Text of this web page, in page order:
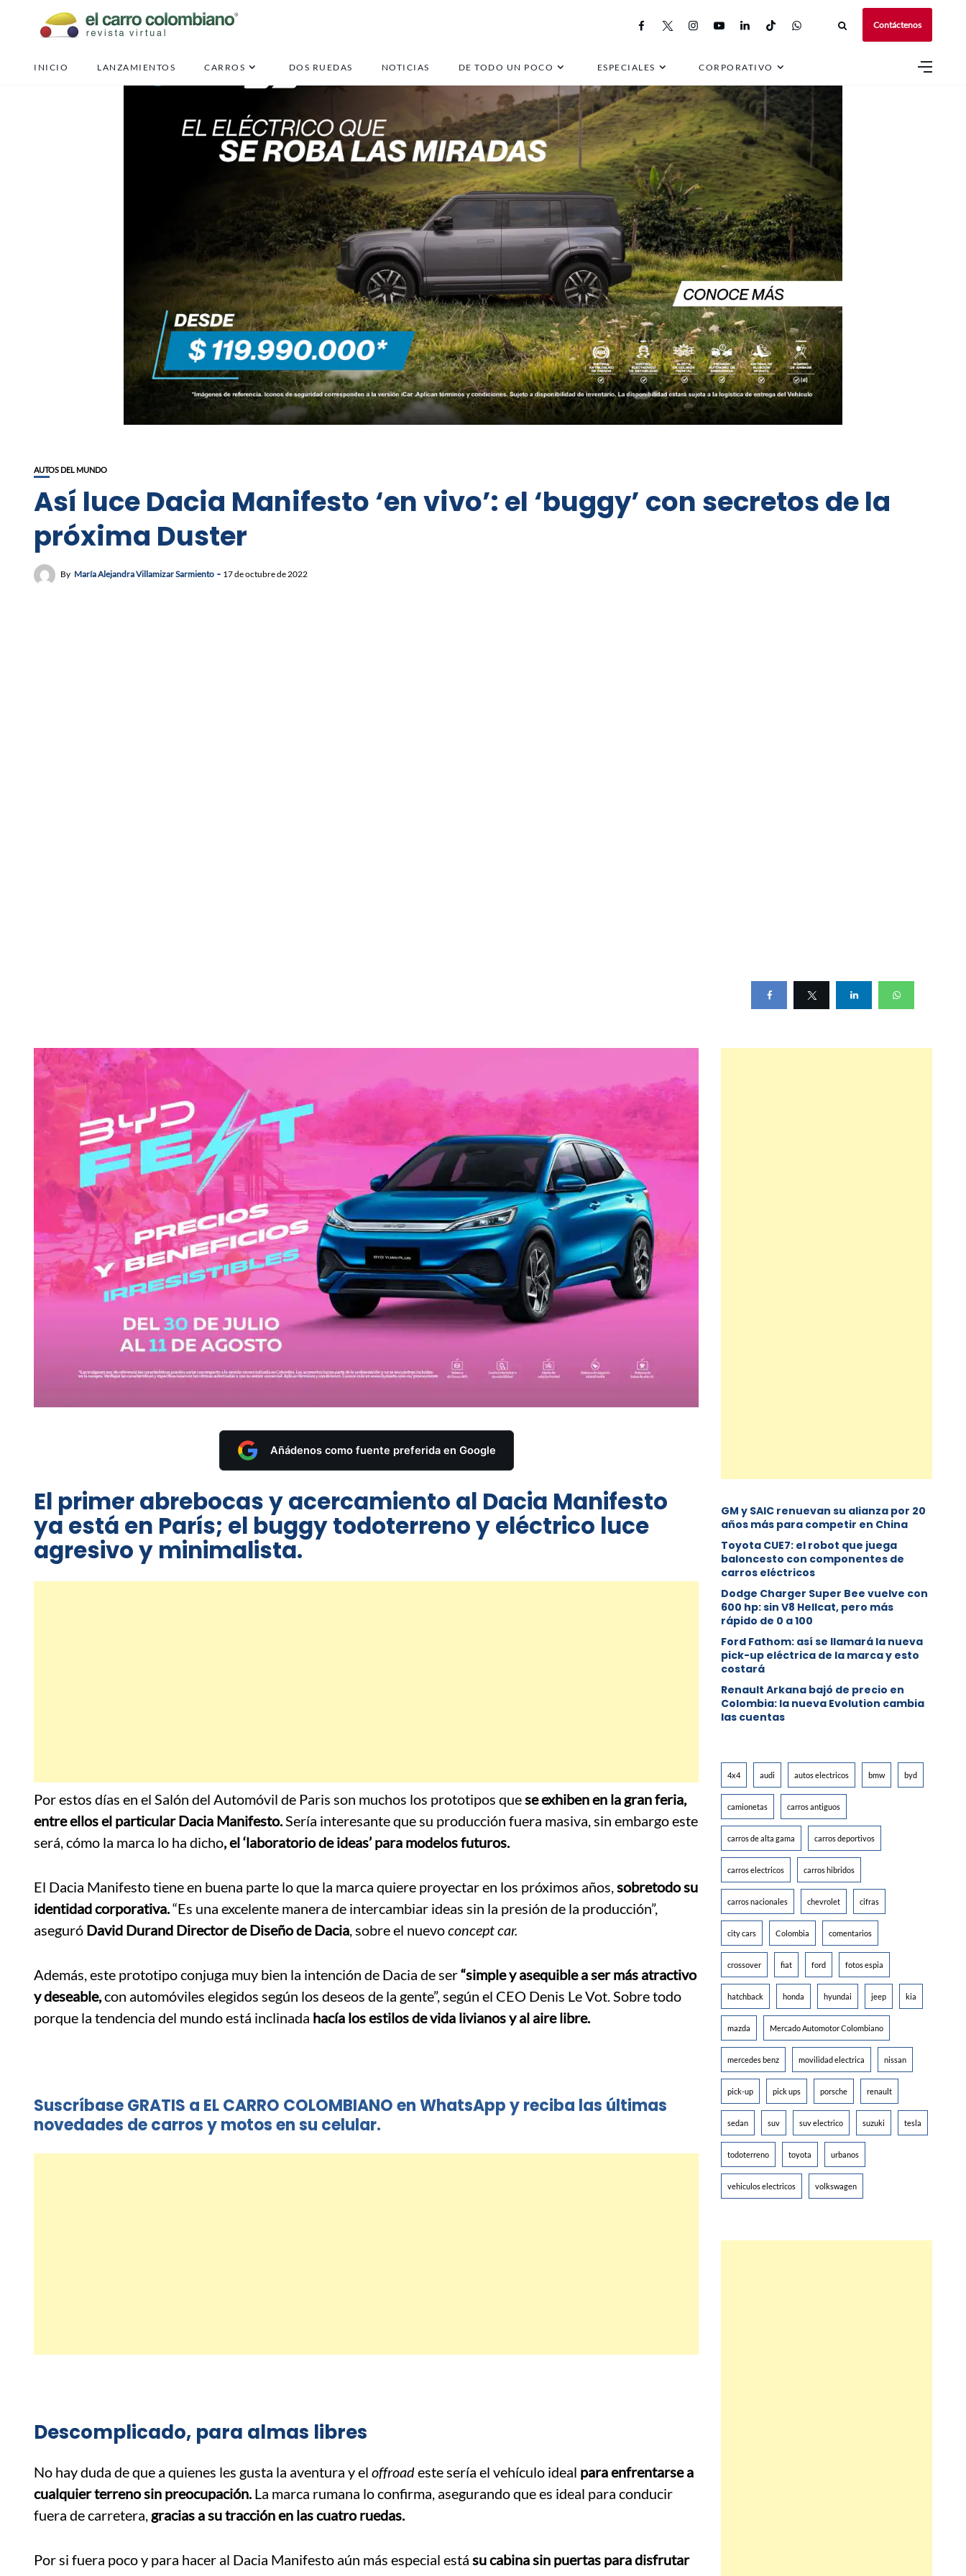
Contáctenos
INICIO LANZAMIENTOS CARROS DOS RUEDAS NOTICIAS DE TODO UN POCO ESPECIALES CORPORATIVO
AUTOS DEL MUNDO
Así luce Dacia Manifesto ‘en vivo’: el ‘buggy’ con secretos de la
próxima Duster
By María Alejandra Villamizar Sarmiento 17 de octubre de 2022
Añádenos como fuente preferida en Google
El primer abrebocas y acercamiento al Dacia Manifesto
ya está en París; el buggy todoterreno y eléctrico luce
agresivo y minimalista.
Por estos días en el Salón del Automóvil de Paris son muchos los prototipos quese exhiben en la gran feria,
entre ellos el particular Dacia Manifesto.Sería interesante que su producción fuera masiva, sin embargo este
será, cómo la marca lo ha dicho, el ‘laboratorio de ideas’ para modelos futuros.
El Dacia Manifesto tiene en buena parte lo que la marca quiere proyectar en los próximos años,sobretodo su
identidad corporativa.“Es una excelente manera de intercambiar ideas sin la presión de la producción”,
aseguró David Durand Director de Diseño de Dacia, sobre el nuevoconcept car.
Además, este prototipo conjuga muy bien la intención de Dacia de ser“simple y asequible a ser más atractivo
y deseable,con automóviles elegidos según los deseos de la gente”, según el CEO Denis Le Vot. Sobre todo
porque la tendencia del mundo está inclinada hacía los estilos de vida livianos y al aire libre.
Suscríbase GRATIS a EL CARRO COLOMBIANO en WhatsApp y reciba las últimas
novedades de carros y motos en su celular.
Descomplicado, para almas libres
No hay duda de que a quienes les gusta la aventura y el offroadeste sería el vehículo ideal para enfrentarse a
cualquier terreno sin preocupación.La marca rumana lo confirma, asegurando que es ideal para conducir
fuera de carretera,gracias a su tracción en las cuatro ruedas.
Por si fuera poco y para hacer al Dacia Manifesto aún más especial está su cabina sin puertas para disfrutar
GM y SAIC renuevan su alianza por 20
años más para competir en China
Toyota CUE7: el robot que juega
baloncesto con componentes de
carros eléctricos
Dodge Charger Super Bee vuelve con
600 hp: sin V8 Hellcat, pero más
rápido de 0 a 100
Ford Fathom: así se llamará la nueva
pick-up eléctrica de la marca y esto
costará
Renault Arkana bajó de precio en
Colombia: la nueva Evolution cambia
las cuentas
4x4 audi autos electricos bmw byd
camionetas carros antiguos
carros de alta gama carros deportivos
carros electricos carros hibridos
carros nacionales chevrolet cifras
city cars Colombia comentarios
crossover fiat ford fotos espia
hatchback honda hyundai jeep kia
mazda Mercado Automotor Colombiano
mercedes benz movilidad electrica nissan
pick-up pick ups porsche renault
sedan suv suv electrico suzuki tesla
todoterreno toyota urbanos
vehiculos electricos volkswagen